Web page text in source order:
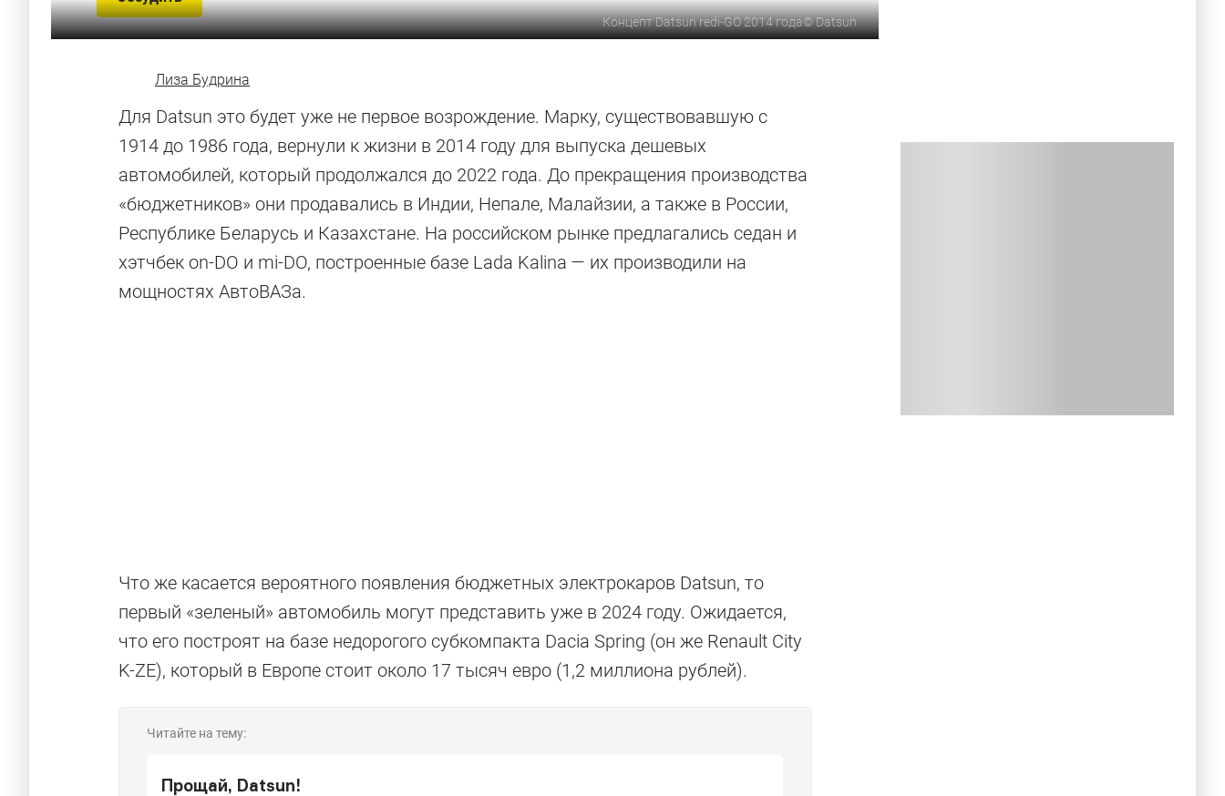
Концепт Datsun redi-GO 2014 года©Datsun
Лиза Будрина
Для Datsun это будет уже не первое возрождение. Марку, существовавшую с
1914 до 1986 года, вернули к жизни в 2014 году для выпуска дешевых
автомобилей, который продолжался до 2022 года. До прекращения производства
«бюджетников» они продавались в Индии, Непале, Малайзии, а также в России,
Республике Беларусь и Казахстане. На российском рынке предлагались седан и
хэтчбек on-DO и mi-DO, построенные базе Lada Kalina — их производили на
мощностях АвтоВАЗа.
Что же касается вероятного появления бюджетных электрокаров Datsun, то
первый «зеленый» автомобиль могут представить уже в 2024 году. Ожидается,
что его построят на базе недорогого субкомпакта Dacia Spring (он же Renault City
K-ZE), который в Европе стоит около 17 тысяч евро (1,2 миллиона рублей).
Читайте на тему:
Прощай, Datsun!